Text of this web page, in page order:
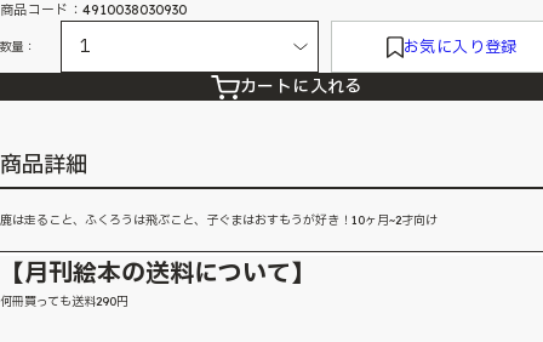
商品コード：4910038030930
数量： お気に入り登録
カートに入れる
商品詳細
鹿は走ること、ふくろうは飛ぶこと、子ぐまはおすもうが好き！10ヶ月~2才向け
【月刊絵本の送料について】
何冊買っても送料290円